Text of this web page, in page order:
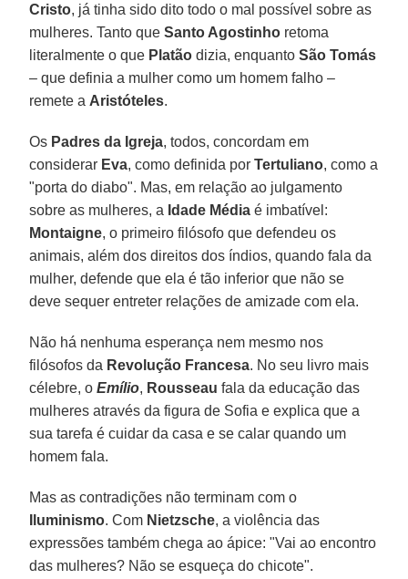
Cristo, já tinha sido dito todo o mal possível sobre as
mulheres. Tanto queSanto Agostinho retoma
literalmente o que Platão dizia, enquantoSão Tomás
– que definia a mulher como um homem falho –
remete a Aristóteles.
Os Padres da Igreja, todos, concordam em
considerar Eva, como definida porTertuliano, como a
"porta do diabo". Mas, em relação ao julgamento
sobre as mulheres, a Idade Média é imbatível:
Montaigne, o primeiro filósofo que defendeu os
animais, além dos direitos dos índios, quando fala da
mulher, defende que ela é tão inferior que não se
deve sequer entreter relações de amizade com ela.
Não há nenhuma esperança nem mesmo nos
filósofos da Revolução Francesa. No seu livro mais
célebre, oEmílio, Rousseau fala da educação das
mulheres através da figura de Sofia e explica que a
sua tarefa é cuidar da casa e se calar quando um
homem fala.
Mas as contradições não terminam com o
Iluminismo. Com Nietzsche, a violência das
expressões também chega ao ápice: "Vai ao encontro
das mulheres? Não se esqueça do chicote".